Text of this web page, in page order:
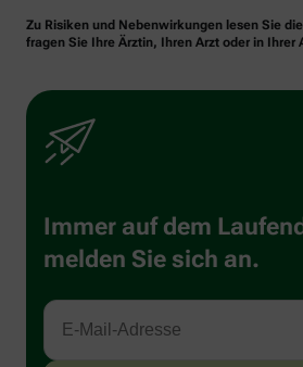
Zu Risiken und Nebenwirkungen lesen Sie
fragen Sie Ihre Ärztin, Ihren Arzt oder in Ihrer
Immer auf dem
melden Sie sich an.